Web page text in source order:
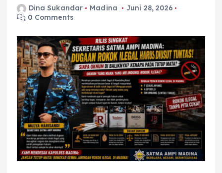
Dina Sukandar Madina
Juni 28, 2026
0 Comments